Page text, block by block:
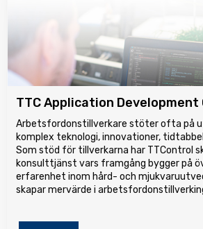
TTC Application Development
Arbetsfordonstillverkare stöter ofta på
komplex teknologi, innovationer,
Som stöd för tillverkarna har TTControl
konsulttjänst vars framgång bygger på
erfarenhet inom hård- och
skapar mervärde i